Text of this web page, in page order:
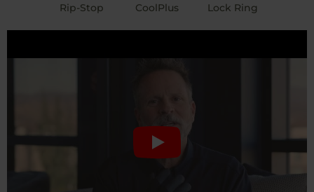
Rip-Stop CoolPlus Lock Ring